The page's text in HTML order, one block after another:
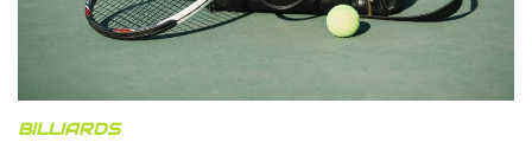
BILLIARDS